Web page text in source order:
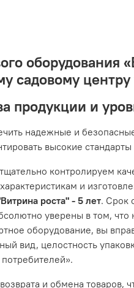
оборудования
садовому
продукции и
надежные и
высокие
контролируем
и
роста" - 5 лет. Срок
уверены в том,
оборудование, вы
вид, целостность
и обмена